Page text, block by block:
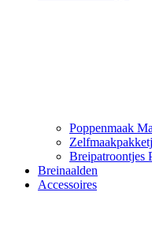
Poppenmaak
Breipatroontjes
Breinaalden
Accessoires